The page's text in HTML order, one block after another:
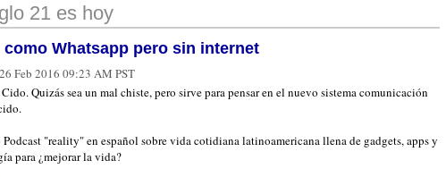
21 es hoy
como Whatsapp pero sin internet
26 Feb 2016 09:23 AM PST
Quizás sea un mal chiste, pero sirve para pensar en el nuevo sistema comunicación
"reality" en español sobre vida cotidiana latinoamericana llena de gadgets, apps y
para ¿mejorar la vida?